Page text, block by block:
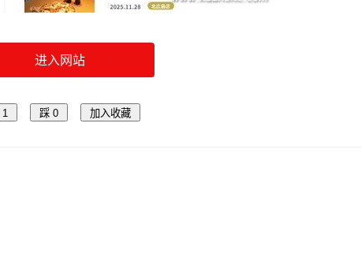
进入网站
1 踩 0 加入收藏